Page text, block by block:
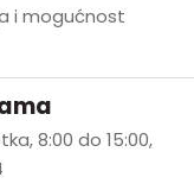
i mogućnost
8:00 do 15:00,